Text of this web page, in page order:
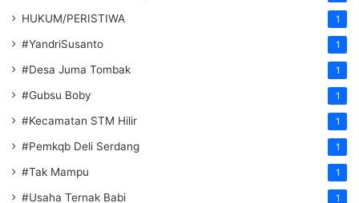
HUKUM/PERISTIWA 1
#YandriSusanto 1
#Desa Juma Tombak 1
#Gubsu Boby 1
#Kecamatan STM Hilir 1
#Pemkqb Deli Serdang 1
#Tak Mampu 1
#Usaha Ternak Babi 1